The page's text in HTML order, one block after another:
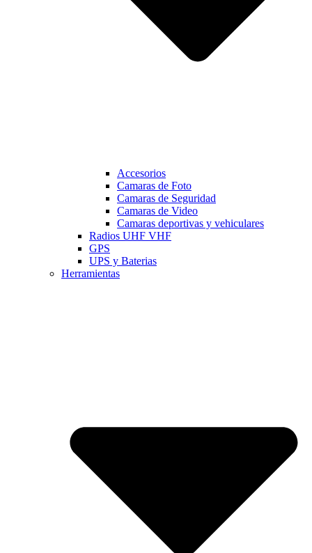
Accesorios
Camaras de Foto
Camaras de Seguridad
Camaras de Video
Camaras deportivas y vehiculares
Radios UHF VHF
GPS
UPS y Baterias
Herramientas